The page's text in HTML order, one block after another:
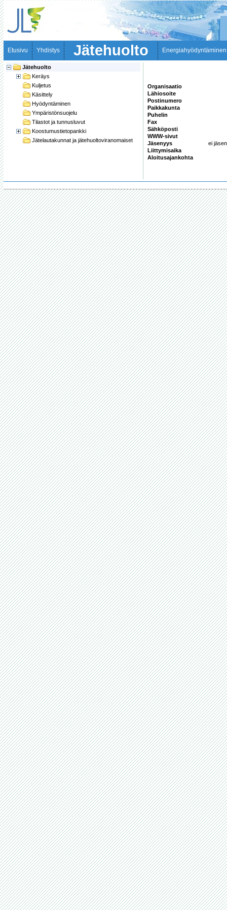
Etusivu Yhdistys Jätehuolto Energiahyödyntäminen
Jätehuolto
Keräys
Kuljetus
Käsittely
Hyödyntäminen
Ympäristönsuojelu
Tilastot ja tunnusluvut
Koostumustietopankki
Jätelautakunnat ja jätehuoltoviranomaiset
Organisaatio
Lähiosoite
Postinumero
Paikkakunta
Puhelin
Fax
Sähköposti
WWW-sivut
Jäsenyys
ei jäsen
Liittymisaika
Aloitusajankohta